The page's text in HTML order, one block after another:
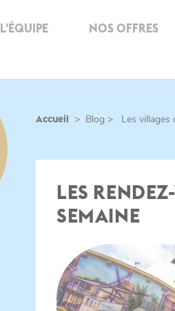
L'ÉQUIPE NOS OFFRES
Accueil > Blog > Les villages
LES
SEMAINE